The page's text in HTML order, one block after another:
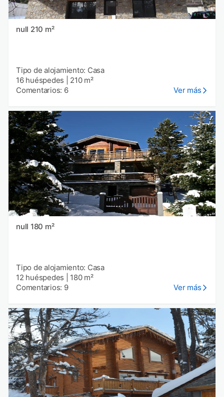
null 210 m²
Tipo de alojamiento: Casa
16 huéspedes
210 m²
Comentarios: 6
Ver más
null 180 m²
Tipo de alojamiento: Casa
12 huéspedes
180 m²
Comentarios: 9
Ver más